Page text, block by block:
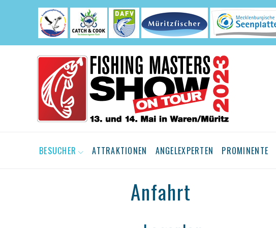
BESUCHER ATTRAKTIONEN ANGELEXPERTEN PROMINENTE
Anfahrt